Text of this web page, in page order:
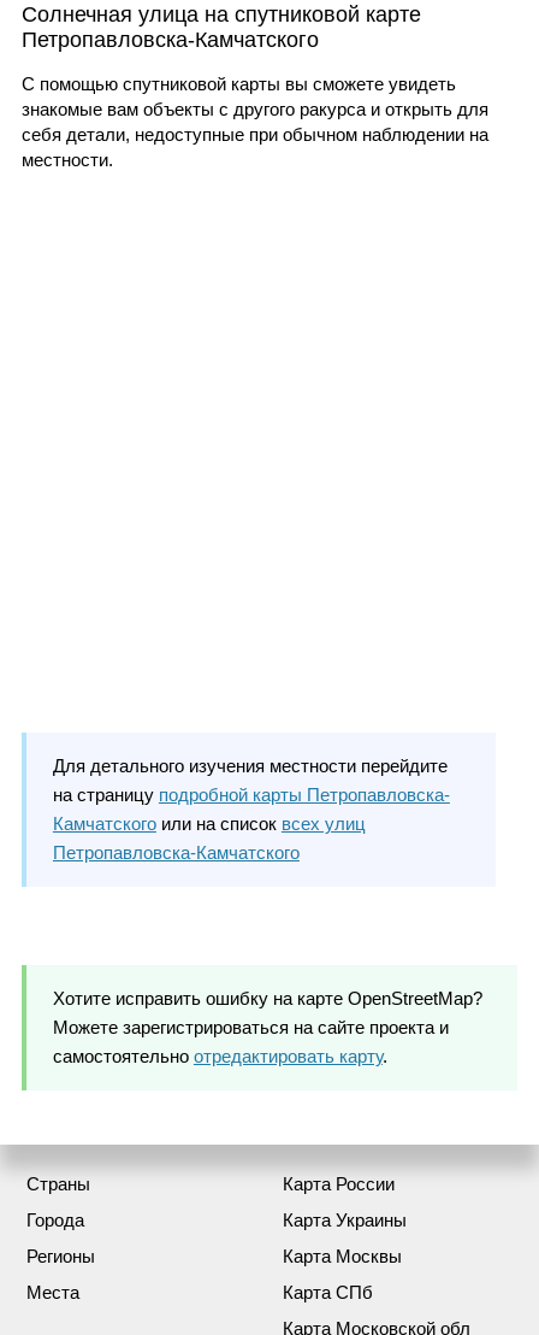
Солнечная улица на спутниковой карте
Петропавловска-Камчатского
С помощью спутниковой карты вы сможете увидеть
знакомые вам объекты с другого ракурса и открыть для
себя детали, недоступные при обычном наблюдении на
местности.
Для детального изучения местности перейдите
на страницу подробной карты Петропавловска-
Камчатскогоили на список всех улиц
Петропавловска-Камчатского
Хотите исправить ошибку на карте OpenStreetMap?
Можете зарегистрироваться на сайте проекта и
самостоятельно отредактировать карту.
Страны
Города
Регионы
Места
Карта России
Карта Украины
Карта Москвы
Карта СПб
Карта Московской обл